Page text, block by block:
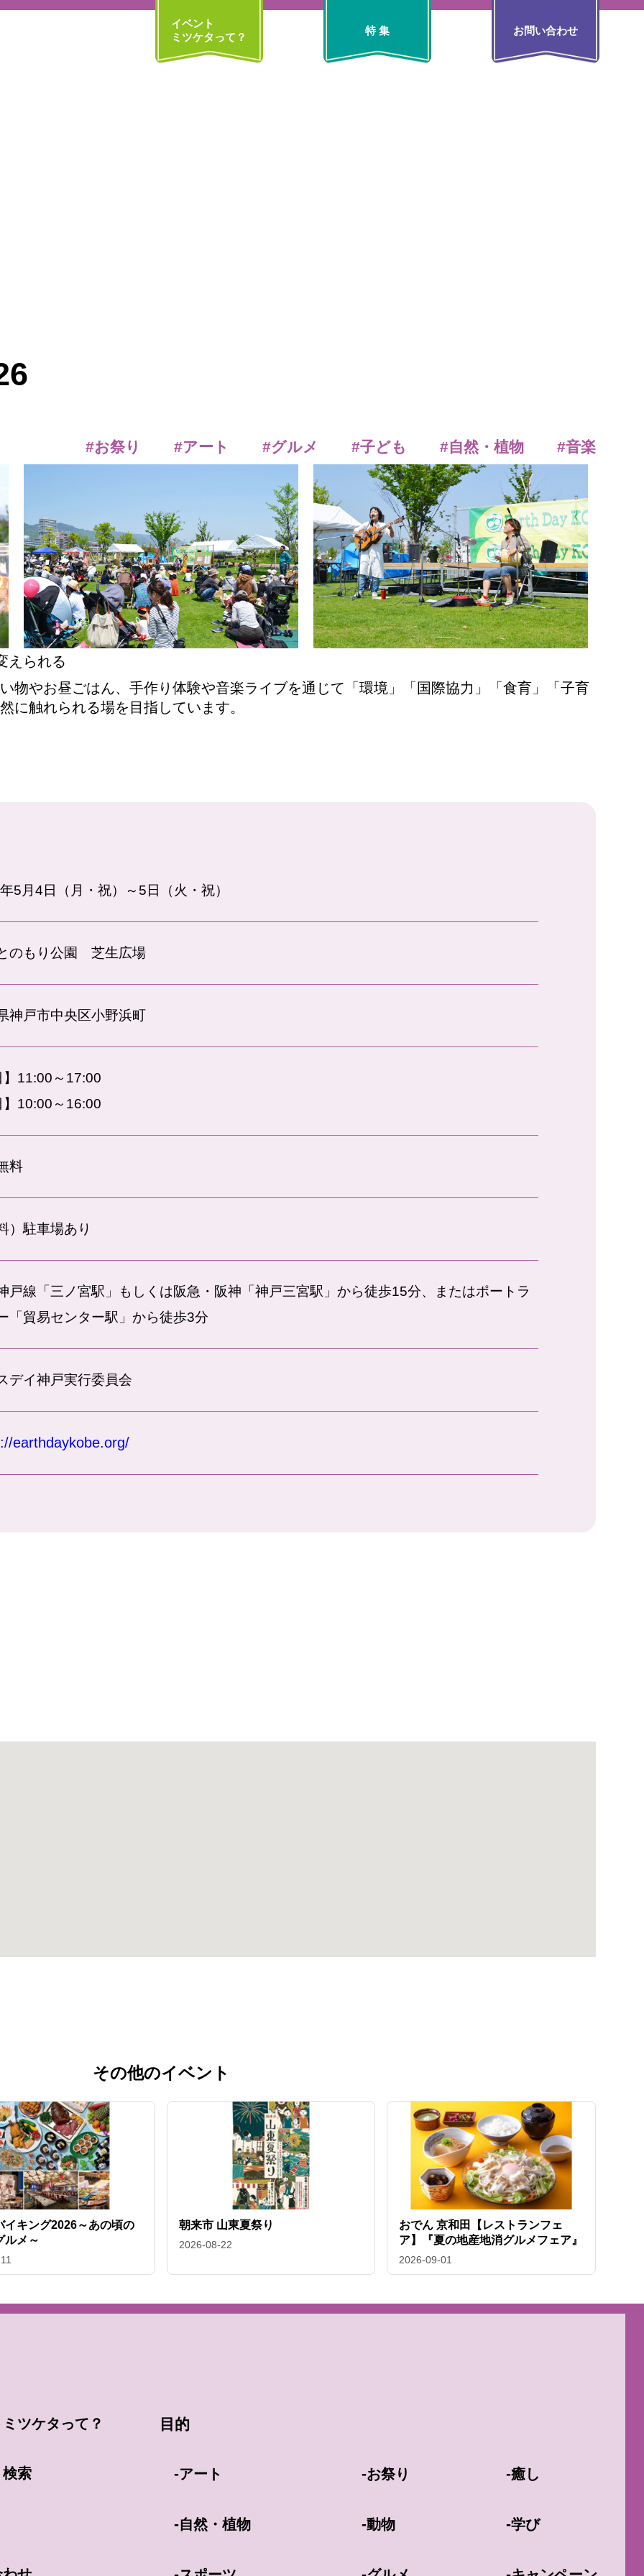
イベント
ミツケタって？
特 集 お問い合わせ
#お祭り #アート #グルメ #子ども #自然・植物 #音楽
えられる
物やお昼ごはん、手作り体験や音楽ライブを通じて「環境」「国際協力」「食育」「子育
に触れられる場を目指しています。
5月4日（月・祝）～5日（火・祝）
のもり公園 芝生広場
神戸市中央区小野浜町
】11:00～17:00
】10:00～16:00
料
）駐車場あり
戸線「三ノ宮駅」もしくは阪急・阪神「神戸三宮駅」から徒歩15分、またはポートラ
「貿易センター駅」から徒歩3分
デイ神戸実行委員会
earthdaykobe.org/
その他のイベント
イキング2026～あの頃の
ルメ～
朝来市 山東夏祭り
2026-08-22
おでん 京和田【レストランフェ
ア】『夏の地産地消グルメフェア』
2026-09-01
ツケタって？
索
目的
-アート
-自然・植物
-お祭り
-動物
-癒し
-学び